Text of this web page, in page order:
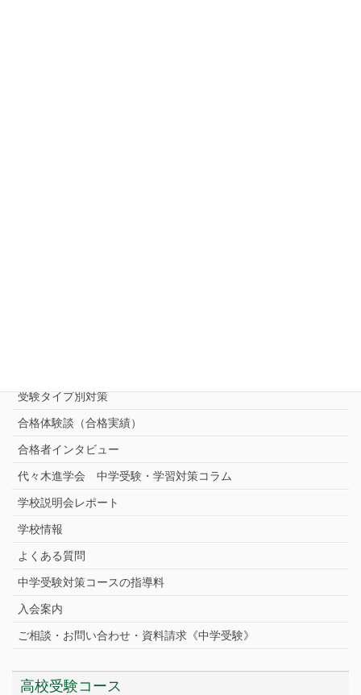
受験タイプ別対策
合格体験談（合格実績）
合格者インタビュー
代々木進学会 中学受験・学習対策コラム
学校説明会レポート
学校情報
よくある質問
中学受験対策コースの指導料
入会案内
ご相談・お問い合わせ・資料請求《中学受験》
高校受験コース